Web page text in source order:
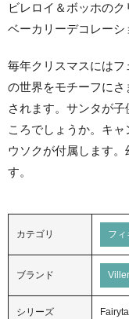
ビレロイ＆ボッホの
ベーカリーデコレーシ
毎年クリスマスには
の世界をモチーフに
されます。サンタが
ころでしょうか。キ
ウソクが付属します
す。
カテゴリ フィ
ブランド
シリーズ